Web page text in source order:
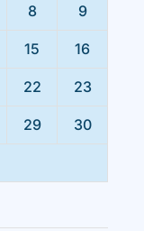
8 9
15 16
22 23
29 30